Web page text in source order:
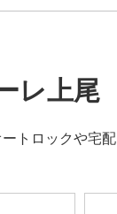
レ上尾
トロックや宅